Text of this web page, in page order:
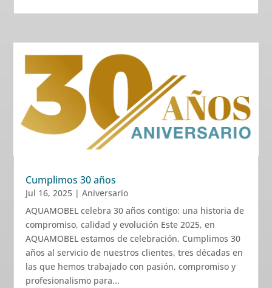
Cumplimos 30 años
Jul 16, 2025 |Aniversario
AQUAMOBEL celebra 30 años contigo: una historia de
compromiso, calidad y evolución Este 2025, en
AQUAMOBEL estamos de celebración. Cumplimos 30
años al servicio de nuestros clientes, tres décadas en
las que hemos trabajado con pasión, compromiso y
profesionalismo para...